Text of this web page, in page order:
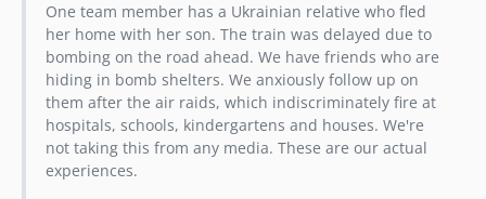
One team member has a Ukrainian relative who fled
her home with her son. The train was delayed due to
bombing on the road ahead. We have friends who are
hiding in bomb shelters. We anxiously follow up on
them after the air raids, which indiscriminately fire at
hospitals, schools, kindergartens and houses. We're
not taking this from any media. These are our actual
experiences.